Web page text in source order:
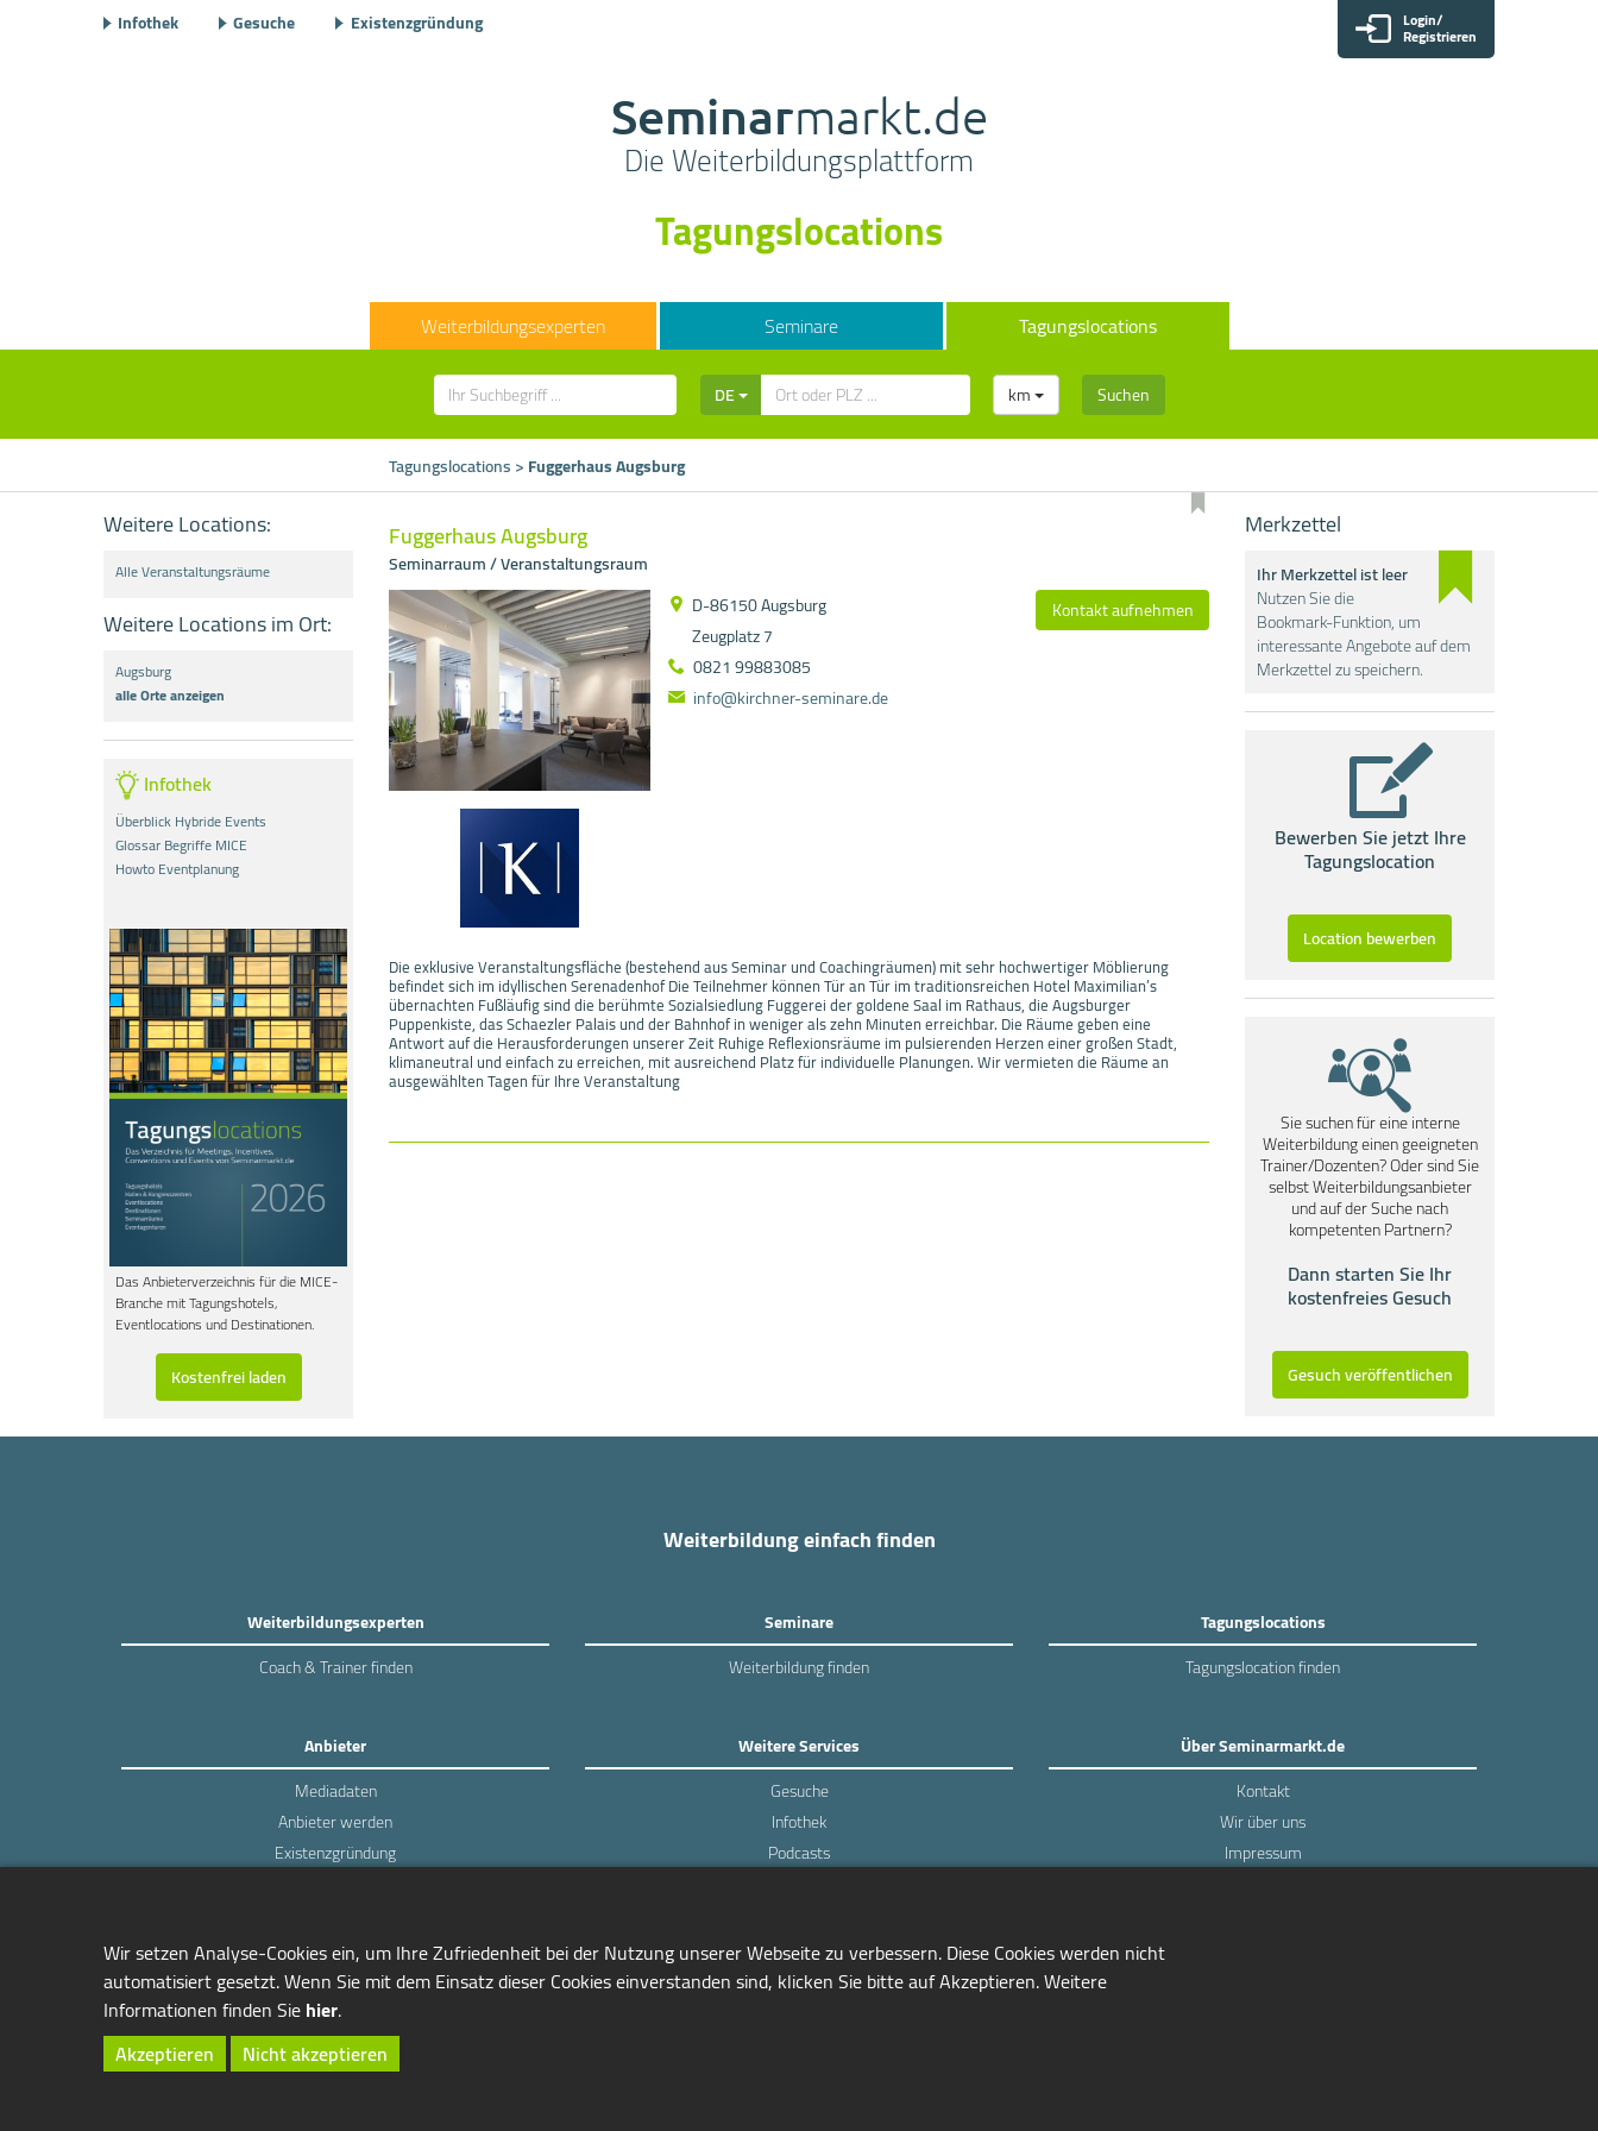
Infothek Gesuche Existenzgründung Login/
Registrieren
Seminarmarkt.de
Die Weiterbildungsplattform
Tagungslocations
Weiterbildungsexperten Seminare Tagungslocations
DE km Suchen
Tagungslocations>Fuggerhaus Augsburg
Weitere Locations:
Alle Veranstaltungsräume
Weitere Locations im Ort:
Augsburg
alle Orte anzeigen
Infothek
Überblick Hybride Events
Glossar Begriffe MICE
Howto Eventplanung
Das Anbieterverzeichnis für die MICE-
Branche mit Tagungshotels,
Eventlocations und Destinationen.
Kostenfrei laden
Fuggerhaus Augsburg
Seminarraum / Veranstaltungsraum
D-86150 Augsburg
Zeugplatz 7
0821 99883085
info@kirchner-seminare.de
Kontakt aufnehmen
Die exklusive Veranstaltungsfläche (bestehend aus Seminar und Coachingräumen) mit sehr hochwertiger Möblierung
befindet sich im idyllischen Serenadenhof Die Teilnehmer können Tür an Tür im traditionsreichen Hotel Maximilian’s
übernachten Fußläufig sind die berühmte Sozialsiedlung Fuggerei der goldene Saal im Rathaus, die Augsburger
Puppenkiste, das Schaezler Palais und der Bahnhof in weniger als zehn Minuten erreichbar. Die Räume geben eine
Antwort auf die Herausforderungen unserer Zeit Ruhige Reflexionsräume im pulsierenden Herzen einer großen Stadt,
klimaneutral und einfach zu erreichen, mit ausreichend Platz für individuelle Planungen. Wir vermieten die Räume an
ausgewählten Tagen für Ihre Veranstaltung
Merkzettel
Ihr Merkzettel ist leer
Nutzen Sie die
Bookmark-Funktion, um
interessante Angebote auf dem
Merkzettel zu speichern.
Bewerben Sie jetzt Ihre
Tagungslocation
Location bewerben
Sie suchen für eine interne
Weiterbildung einen geeigneten
Trainer/Dozenten? Oder sind Sie
selbst Weiterbildungsanbieter
und auf der Suche nach
kompetenten Partnern?
Dann starten Sie Ihr
kostenfreies Gesuch
Gesuch veröffentlichen
Weiterbildung einfach finden
Weiterbildungsexperten
Coach & Trainer finden
Seminare
Weiterbildung finden
Tagungslocations
Tagungslocation finden
Anbieter
Mediadaten
Anbieter werden
Existenzgründung
Weitere Services
Gesuche
Infothek
Podcasts
Über Seminarmarkt.de
Kontakt
Wir über uns
Impressum
managerSeminare Verlags GmbH
Endenicher Str. 41
D-53115 Bonn
Wir setzen Analyse-Cookies ein, um Ihre Zufriedenheit bei der Nutzung unserer Webseite zu verbessern. Diese Cookies werden nicht
automatisiert gesetzt. Wenn Sie mit dem Einsatz dieser Cookies einverstanden sind, klicken Sie bitte auf Akzeptieren. Weitere
Informationen finden Siehier.
Akzeptieren
Nicht akzeptieren